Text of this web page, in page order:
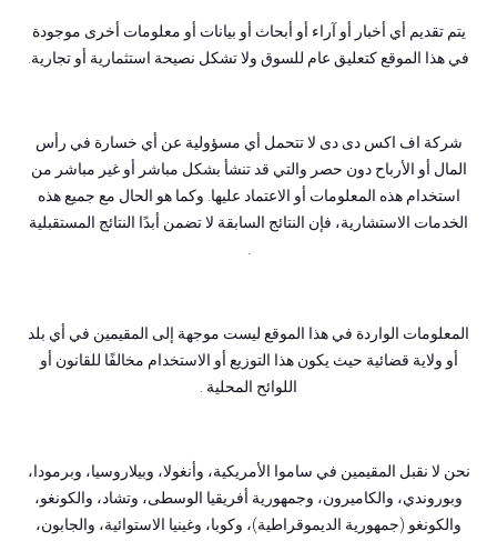
يتم تقديم أي أخبار أو آراء أو أبحاث أو بيانات أو معلومات أخرى موجودة
في هذا الموقع كتعليق عام للسوق ولا تشكل نصيحة استثمارية أو تجارية.
شركة اف اكس دى دى لا تتحمل أي مسؤولية عن أي خسارة في رأس
المال أو الأرباح دون حصر والتي قد تنشأ بشكل مباشر أو غير مباشر من
استخدام هذه المعلومات أو الاعتماد عليها. وكما هو الحال مع جميع هذه
الخدمات الاستشارية، فإن النتائج السابقة لا تضمن أبدًا النتائج المستقبلية
المعلومات الواردة في هذا الموقع ليست موجهة إلى المقيمين في أي بلد
أو ولاية قضائية حيث يكون هذا التوزيع أو الاستخدام مخالفًا للقانون أو
اللوائح المحلية .
نحن لا نقبل المقيمين في ساموا الأمريكية، وأنغولا، وبيلاروسيا، وبرمودا،
وبوروندي، والكاميرون، وجمهورية أفريقيا الوسطى، وتشاد، والكونغو،
والكونغو (جمهورية الديموقراطية)، وكوبا، وغينيا الاستوائية، والجابون،